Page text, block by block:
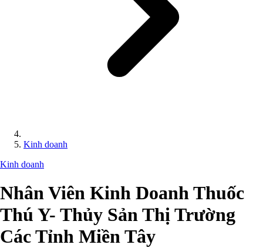
Kinh doanh
Kinh doanh
Nhân Viên Kinh Doanh Thuốc
Thú Y- Thủy Sản Thị Trường
Các Tỉnh Miền Tây